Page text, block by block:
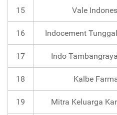
15 Vale
16 Indocement
17 Indo
18 Kalbe
19 Mitra Keluarga